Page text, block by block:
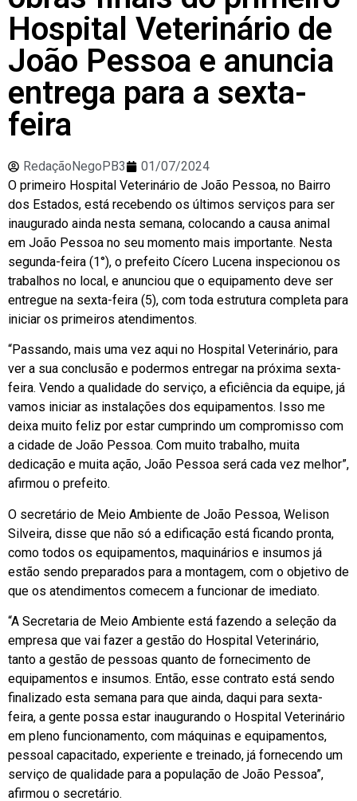
Hospital Veterinário de
João Pessoa e anuncia
entrega para a sexta-
feira
RedaçãoNegoPB3
01/07/2024
O primeiro Hospital Veterinário de João Pessoa, no Bairro
dos Estados, está recebendo os últimos serviços para ser
inaugurado ainda nesta semana, colocando a causa animal
em João Pessoa no seu momento mais importante. Nesta
segunda-feira (1°), o prefeito Cícero Lucena inspecionou os
trabalhos no local, e anunciou que o equipamento deve ser
entregue na sexta-feira (5), com toda estrutura completa para
iniciar os primeiros atendimentos.
“Passando, mais uma vez aqui no Hospital Veterinário, para
ver a sua conclusão e podermos entregar na próxima sexta-
feira. Vendo a qualidade do serviço, a eficiência da equipe, já
vamos iniciar as instalações dos equipamentos. Isso me
deixa muito feliz por estar cumprindo um compromisso com
a cidade de João Pessoa. Com muito trabalho, muita
dedicação e muita ação, João Pessoa será cada vez melhor”,
afirmou o prefeito.
O secretário de Meio Ambiente de João Pessoa, Welison
Silveira, disse que não só a edificação está ficando pronta,
como todos os equipamentos, maquinários e insumos já
estão sendo preparados para a montagem, com o objetivo de
que os atendimentos comecem a funcionar de imediato.
“A Secretaria de Meio Ambiente está fazendo a seleção da
empresa que vai fazer a gestão do Hospital Veterinário,
tanto a gestão de pessoas quanto de fornecimento de
equipamentos e insumos. Então, esse contrato está sendo
finalizado esta semana para que ainda, daqui para sexta-
feira, a gente possa estar inaugurando o Hospital Veterinário
em pleno funcionamento, com máquinas e equipamentos,
pessoal capacitado, experiente e treinado, já fornecendo um
serviço de qualidade para a população de João Pessoa”,
afirmou o secretário.